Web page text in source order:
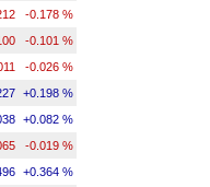
-0.178 %
-0.101 %
-0.026 %
+0.198 %
+0.082 %
-0.019 %
+0.364 %